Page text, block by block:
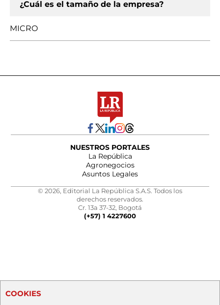
¿Cuál es el tamaño de la empresa?
MICRO
NUESTROS PORTALES
La República
Agronegocios
Asuntos Legales
© 2026, Editorial La República S.A.S. Todos los
derechos reservados.
Cr. 13a 37-32, Bogotá
(+57) 1 4227600
COOKIES